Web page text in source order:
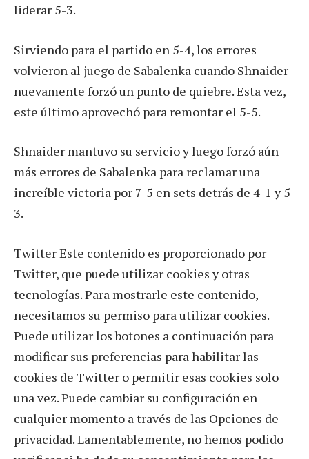
liderar 5-3.
Sirviendo para el partido en 5-4, los errores
volvieron al juego de Sabalenka cuando Shnaider
nuevamente forzó un punto de quiebre. Esta vez,
este último aprovechó para remontar el 5-5.
Shnaider mantuvo su servicio y luego forzó aún
más errores de Sabalenka para reclamar una
increíble victoria por 7-5 en sets detrás de 4-1 y 5-
3.
Twitter Este contenido es proporcionado por
Twitter, que puede utilizar cookies y otras
tecnologías. Para mostrarle este contenido,
necesitamos su permiso para utilizar cookies.
Puede utilizar los botones a continuación para
modificar sus preferencias para habilitar las
cookies de Twitter o permitir esas cookies solo
una vez. Puede cambiar su configuración en
cualquier momento a través de las Opciones de
privacidad. Lamentablemente, no hemos podido